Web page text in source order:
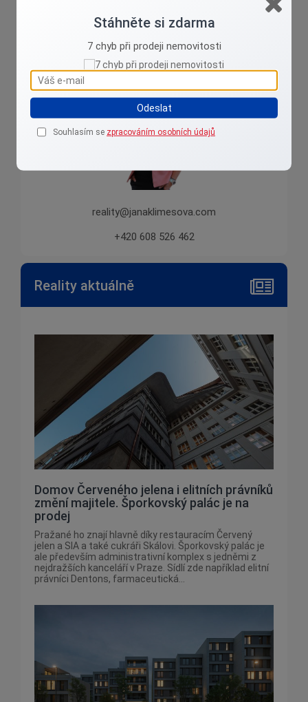
Jsem z Karlovarska, vyznám se tu !
reality@janaklimesova.com
+420 608 526 462
Reality aktuálně
Domov Červeného jelena i elitních právníků
změní majitele. Šporkovský palác je na
prodej
Pražané ho znají hlavně díky restauracím Červený
jelen a SIA a také cukráři Skálovi. Šporkovský palác je
ale především administrativní komplex s jedněmi z
nejdražších kanceláří v Praze. Sídlí zde například elitní
právníci Dentons, farmaceutická...
Stáhněte si zdarma
7 chyb při prodeji nemovitosti
Odeslat
Souhlasím se zpracováním osobních údajů